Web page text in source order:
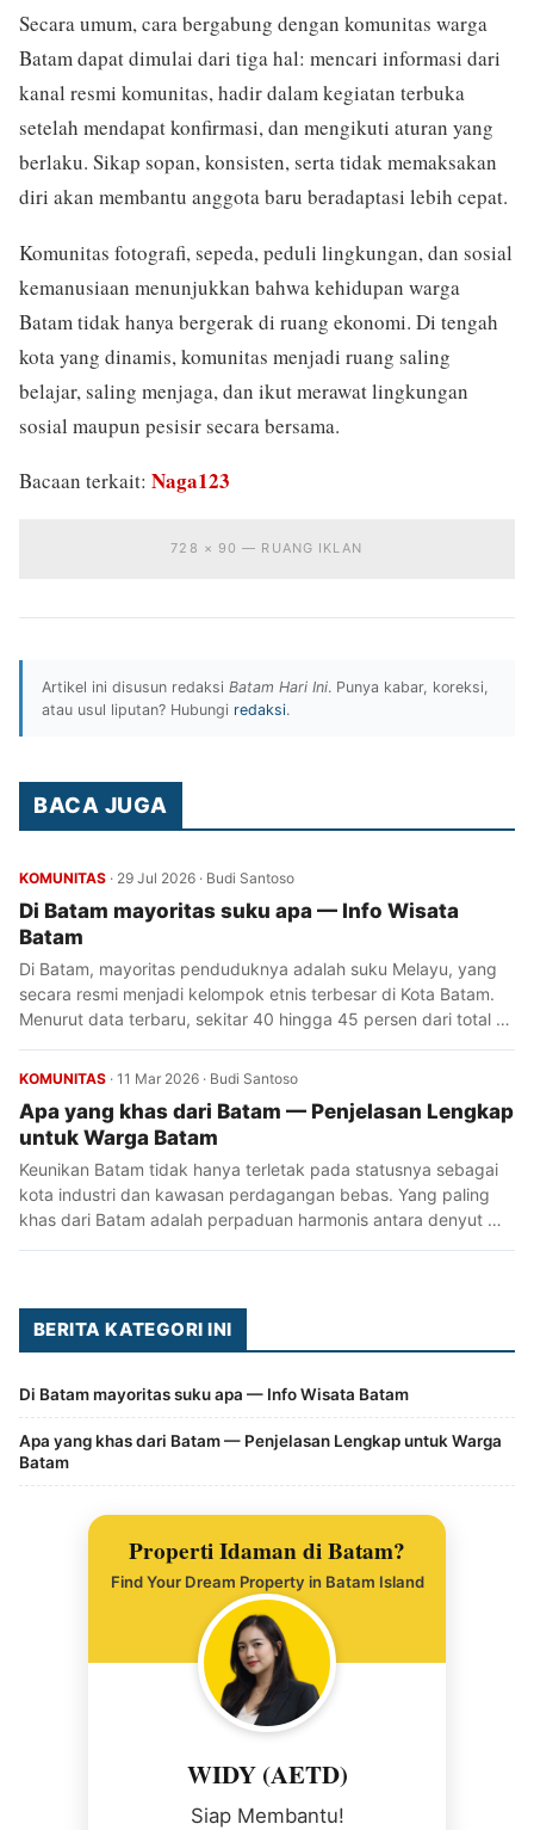
Secara umum, cara bergabung dengan komunitas warga
Batam dapat dimulai dari tiga hal: mencari informasi dari
kanal resmi komunitas, hadir dalam kegiatan terbuka
setelah mendapat konfirmasi, dan mengikuti aturan yang
berlaku. Sikap sopan, konsisten, serta tidak memaksakan
diri akan membantu anggota baru beradaptasi lebih cepat.
Komunitas fotografi, sepeda, peduli lingkungan, dan sosial
kemanusiaan menunjukkan bahwa kehidupan warga
Batam tidak hanya bergerak di ruang ekonomi. Di tengah
kota yang dinamis, komunitas menjadi ruang saling
belajar, saling menjaga, dan ikut merawat lingkungan
sosial maupun pesisir secara bersama.
Bacaan terkait: Naga123
728 × 90 — RUANG IKLAN
Artikel ini disusun redaksi Batam Hari Ini. Punya kabar, koreksi,
atau usul liputan? Hubungi redaksi.
BACA JUGA
KOMUNITAS · 29 Jul 2026 · Budi Santoso
Di Batam mayoritas suku apa — Info Wisata
Batam
Di Batam, mayoritas penduduknya adalah suku Melayu, yang
secara resmi menjadi kelompok etnis terbesar di Kota Batam.
Menurut data terbaru, sekitar 40 hingga 45 persen dari total …
KOMUNITAS · 11 Mar 2026 · Budi Santoso
Apa yang khas dari Batam — Penjelasan Lengkap
untuk Warga Batam
Keunikan Batam tidak hanya terletak pada statusnya sebagai
kota industri dan kawasan perdagangan bebas. Yang paling
khas dari Batam adalah perpaduan harmonis antara denyut …
BERITA KATEGORI INI
Di Batam mayoritas suku apa — Info Wisata Batam
Apa yang khas dari Batam — Penjelasan Lengkap untuk Warga
Batam
Properti Idaman di Batam?
Find Your Dream Property in Batam Island
WIDY (AETD)
Siap Membantu!